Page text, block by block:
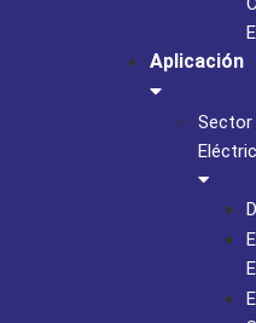
Aplicación
Sector